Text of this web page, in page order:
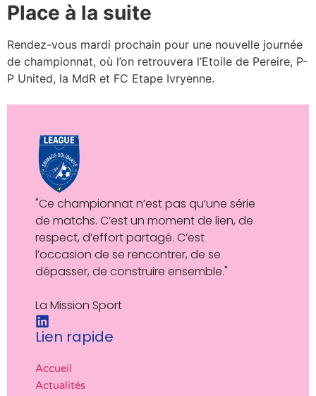
Place à la suite
Rendez-vous mardi prochain pour une nouvelle journée
de championnat, où l’on retrouvera l’Etoile de Pereire, P-
P United, la MdR et FC Etape Ivryenne.
"Ce championnat n’est pas qu’une série
de matchs. C’est un moment de lien, de
respect, d’effort partagé. C’est
l’occasion de se rencontrer, de se
dépasser, de construire ensemble."
La Mission Sport
Lien rapide
Accueil
Actualités